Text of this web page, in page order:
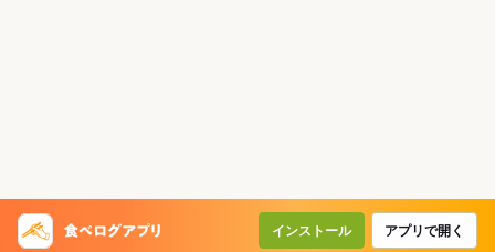
インストール アプリで開く